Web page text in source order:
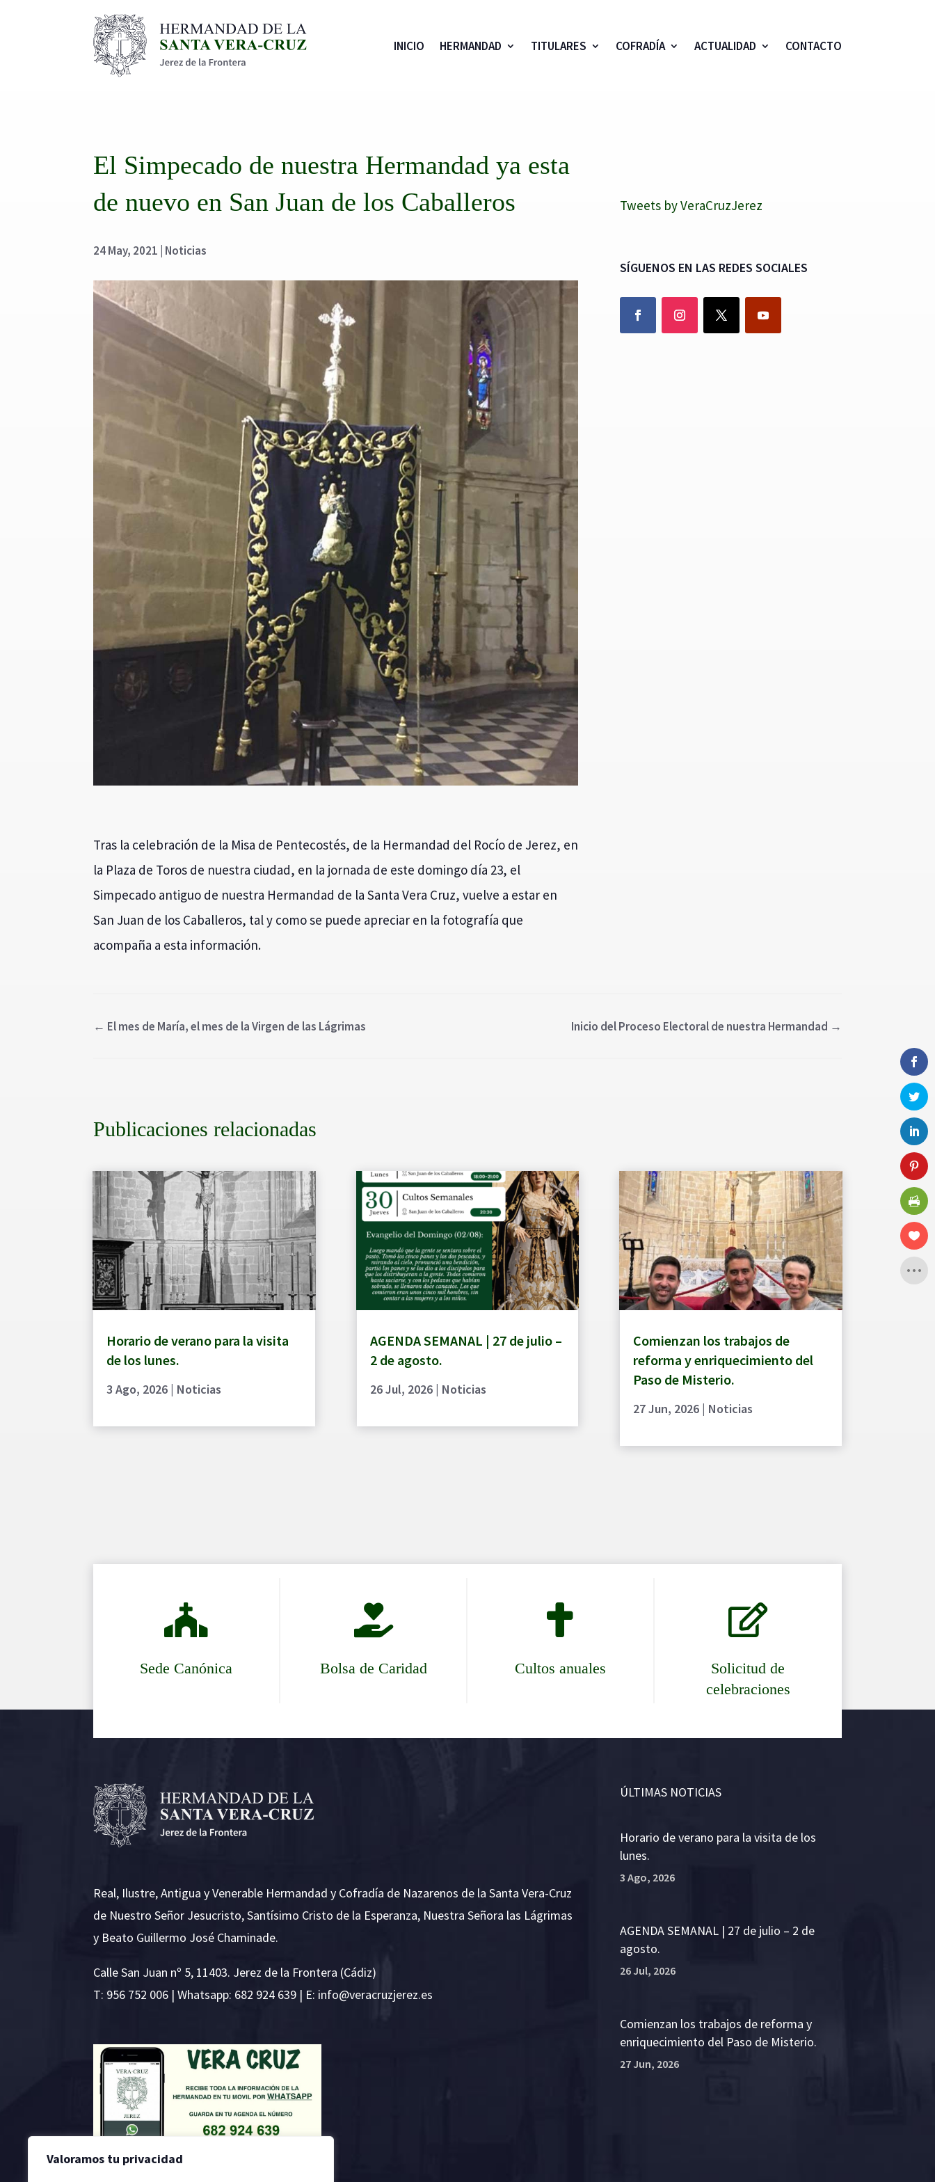
Valoramos tu privacidad
INICIO HERMANDAD TITULARES COFRADÍA ACTUALIDAD CONTACTO
El Simpecado de nuestra Hermandad ya esta
de nuevo en San Juan de los Caballeros
24 May, 2021 Noticias
Tras la celebración de la Misa de Pentecostés, de la Hermandad del Rocío de Jerez, en
la Plaza de Toros de nuestra ciudad, en la jornada de este domingo día 23, el
Simpecado antiguo de nuestra Hermandad de la Santa Vera Cruz, vuelve a estar en
San Juan de los Caballeros, tal y como se puede apreciar en la fotografía que
acompaña a esta información.
Tweets by VeraCruzJerez
SÍGUENOS EN LAS REDES SOCIALES
← El mes de María, el mes de la Virgen de las Lágrimas Inicio del Proceso Electoral de nuestra Hermandad →
Publicaciones relacionadas
Horario de verano para la visita
de los lunes.
3 Ago, 2026 | Noticias
AGENDA SEMANAL | 27 de julio –
2 de agosto.
26 Jul, 2026| Noticias
Comienzan los trabajos de
reforma y enriquecimiento del
Paso de Misterio.
27 Jun, 2026| Noticias

Sede Canónica

Bolsa de Caridad

Cultos anuales

Solicitud de
celebraciones
Real, Ilustre, Antigua y Venerable Hermandad y Cofradía de Nazarenos de la Santa Vera-Cruz
de Nuestro Señor Jesucristo, Santísimo Cristo de la Esperanza, Nuestra Señora las Lágrimas
y Beato Guillermo José Chaminade.
Calle San Juan nº 5, 11403. Jerez de la Frontera (Cádiz)
T: 956 752 006 | Whatsapp: 682 924 639 | E: se.ze
rejzu
rcare
v@ofn
i
ÚLTIMAS NOTICIAS
Horario de verano para la visita de los
lunes.
3 Ago, 2026
AGENDA SEMANAL | 27 de julio – 2 de
agosto.
26 Jul, 2026
Comienzan los trabajos de reforma y
enriquecimiento del Paso de Misterio.
27 Jun, 2026